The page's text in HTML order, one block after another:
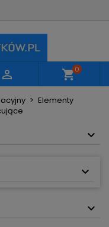
 shopping_cart0
Elementy
Utwórz listę życzeń
produkty na
Zaloguj się